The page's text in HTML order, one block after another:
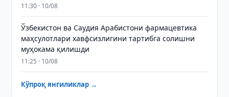
11:30 · 10/08
Ўзбекистон ва Саудия Арабистони фармацевтика
маҳсулотлари хавфсизлигини тартибга солишни
муҳокама қилишди
11:25 · 10/08
Кўпроқ янгиликлар →